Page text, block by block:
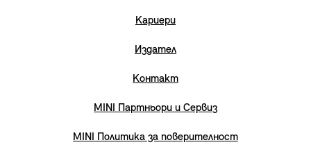
Кариери
Издател
Контакт
MINI Партньори и Сервиз
MINI Политика за поверителност